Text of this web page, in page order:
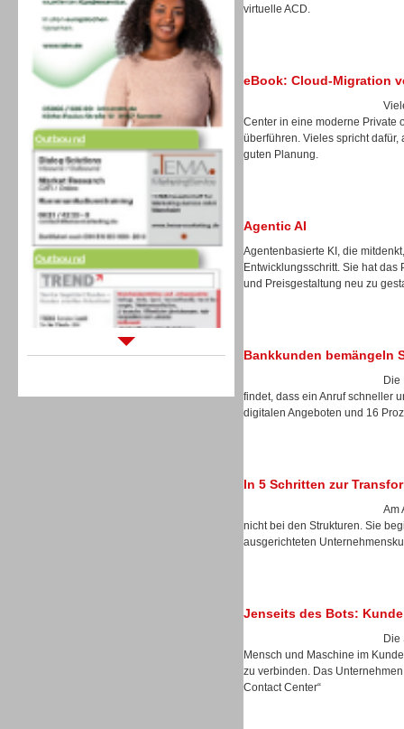
Outbound
Outbound
Sprachdialogsysteme u. Ki/
virtuelle ACD.
eBook: Cloud-Migration
Center in eine moderne Private
überführen. Vieles spricht
guten Planung.
Agentic AI
Agentenbasierte KI, die
Entwicklungsschritt. Sie hat
und Preisgestaltung neu zu
Bankkunden bemängeln
Die
findet, dass ein Anruf schneller
digitalen Angeboten und 16
In 5 Schritten zur
Am
nicht bei den Strukturen. Sie
ausgerichteten
Jenseits des Bots:
Die
Mensch und Maschine im
zu verbinden. Das
Contact Center“